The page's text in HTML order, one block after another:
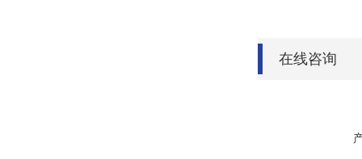
在线咨询